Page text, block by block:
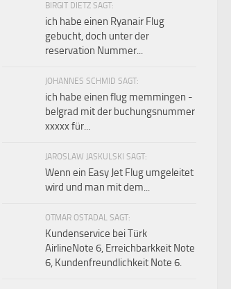
BIRGIT DIETZ SAGT:
ich habe einen Ryanair Flug
gebucht, doch unter der
reservation Nummer...
JOHANNES SCHMID SAGT:
ich habe einen flug memmingen -
belgrad mit der buchungsnummer
xxxxx für...
JAROSLAW JASKULSKI SAGT:
Wenn ein Easy Jet Flug umgeleitet
wird und man mit dem...
OTMAR OSTADAL SAGT:
Kundenservice bei Türk
AirlineNote 6, Erreichbarkkeit Note
6, Kundenfreundlichkeit Note 6.